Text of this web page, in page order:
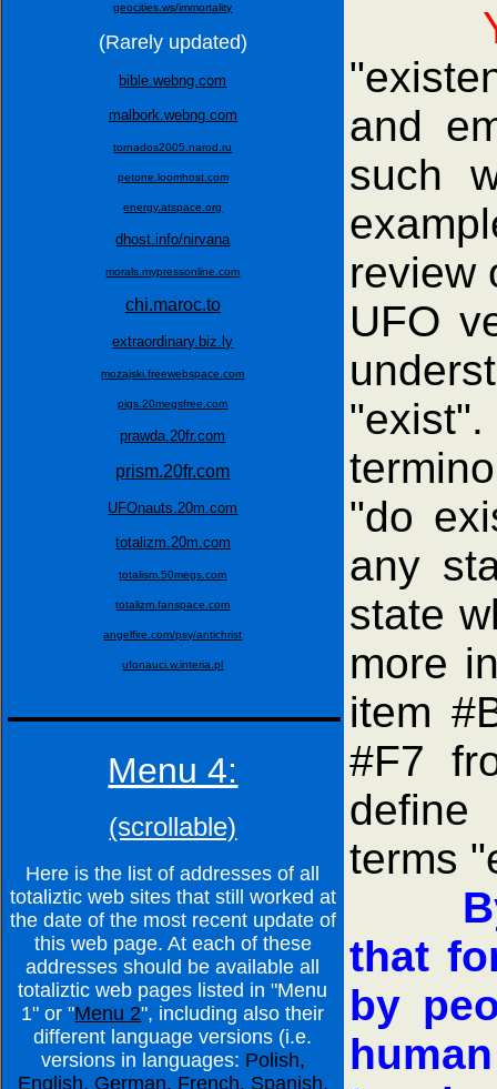
geocities.ws/immortality
(Rarely updated)
bible.webng.com
malbork.webng.com
tornados2005.narod.ru
petone.loomhost.com
energy.atspace.org
dhost.info/nirvana
morals.mypressonline.com
chi.maroc.to
extraordinary.biz.ly
mozajski.freewebspace.com
pigs.20megsfree.com
prawda.20fr.com
prism.20fr.com
UFOnauts.20m.com
totalizm.20m.com
totalism.50megs.com
totalizm.fanspace.com
angelfire.com/psy/antichrist
ufonauci.w.interia.pl
Menu 4:
(scrollable)
Here is the list of addresses of all
totaliztic web sites that still worked at
the date of the most recent update of
this web page. At each of these
addresses should be available all
totaliztic web pages listed in "Menu
1" or "Menu 2", including also their
different language versions (i.e.
versions in languages: Polish,
English, German, French, Spanish,
and
such
review
UFO
"do
any
state
more
item
#F7
define
terms
that
by